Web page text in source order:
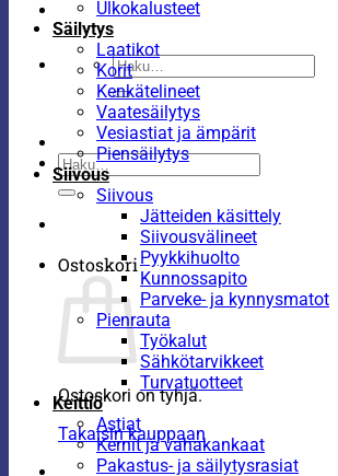
Etsi:
Etsi:
Ostoskori
Ostoskori on tyhjä.
Takaisin kauppaan
Ulkokalusteet
Säilytys
Laatikot
Korit
Kenkätelineet
Vaatesäilytys
Vesiastiat ja ämpärit
Piensäilytys
Siivous
Siivous
Jätteiden käsittely
Siivousvälineet
Pyykkihuolto
Kunnossapito
Parveke- ja kynnysmatot
Pienrauta
Työkalut
Sähkötarvikkeet
Turvatuotteet
Keittiö
Astiat
Kernit ja vahakankaat
Pakastus- ja säilytysrasiat